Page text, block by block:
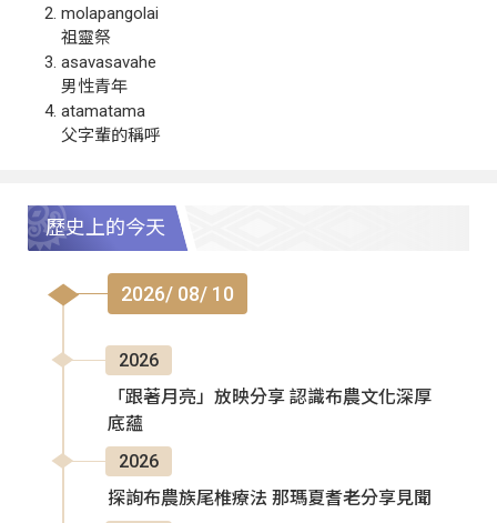
molapangolai
祖靈祭
asavasavahe
男性青年
atamatama
父字輩的稱呼
歷史上的今天
2026/ 08/ 10
2026
「跟著月亮」放映分享 認識布農文化深厚
底蘊
2026
探詢布農族尾椎療法 那瑪夏耆老分享見聞